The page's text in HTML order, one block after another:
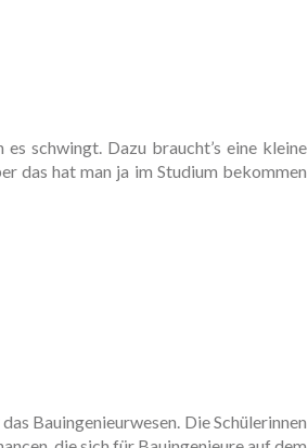
schwingt. Dazu braucht’s eine kleine
das hat man ja im Studium bekommen
Bauingenieurwesen. Die Schülerinnen